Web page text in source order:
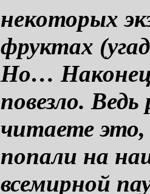
некоторых
фруктах
Но…
повезло.
читаете
попали на
всемирной